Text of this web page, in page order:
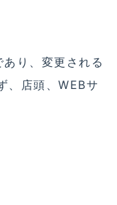
り、変更される
、店頭、WEBサ